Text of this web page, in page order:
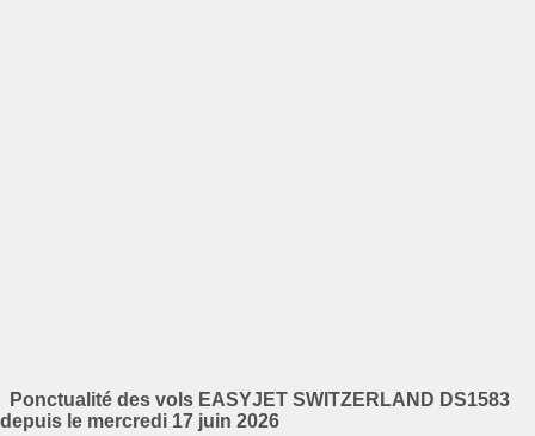
Ponctualité des vols EASYJET SWITZERLAND DS1583
depuis le mercredi 17 juin 2026